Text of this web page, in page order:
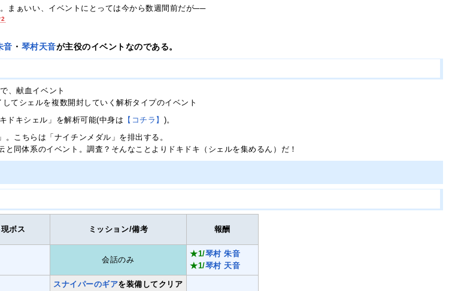
まぁいい、イベントにとっては今から数週間前だが──
音 ・ 琴村天音が主役のイベントなのである。
、献血イベント
てシェルを複数開封していく解析タイプのイベント
ドキシェル」を解析可能(中身は 【コチラ】 )。
こちらは「ナイチンメダル」を排出する。
と同体系のイベント。調査？そんなことよりドキドキ（シェルを集めるん）だ！
ボス ミッション/備考 報酬
会話のみ
★1/琴村 朱音
★1/琴村 天音
スナイパーのギアを装備してクリア